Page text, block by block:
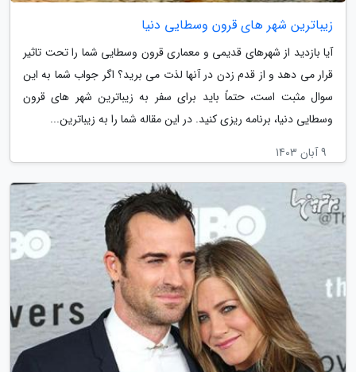
زیباترین شهر های قرون وسطایی دنیا
آیا بازدید از شهرهای قدیمی و معماری قرون وسطایی شما را تحت تاثیر
قرار می دهد و از قدم زدن در آنها لذت می برید؟ اگر جواب شما به این
سوال مثبت است، حتماً باید برای سفر به زیباترین شهر های قرون
وسطایی دنیا، برنامه ریزی کنید. در این مقاله شما را به زیباترین...
9 آبان 1403